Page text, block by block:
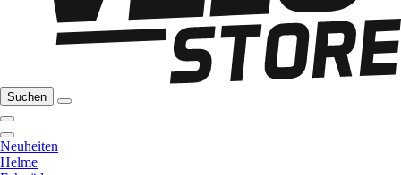
Suchen
Neuheiten
Helme